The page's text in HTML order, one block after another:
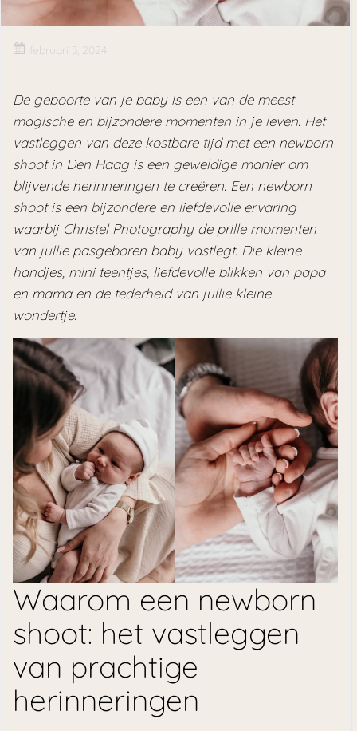
februari 5, 2024
De geboorte van je baby is een van de meest
magische en bijzondere momenten in je leven. Het
vastleggen van deze kostbare tijd met een newborn
shoot in Den Haag is een geweldige manier om
blijvende herinneringen te creëren. Een newborn
shoot is een bijzondere en liefdevolle ervaring
waarbij Christel Photography de prille momenten
van jullie pasgeboren baby vastlegt. Die kleine
handjes, mini teentjes, liefdevolle blikken van papa
en mama en de tederheid van jullie kleine
wondertje.
Waarom een newborn
shoot: het vastleggen
van prachtige
herinneringen